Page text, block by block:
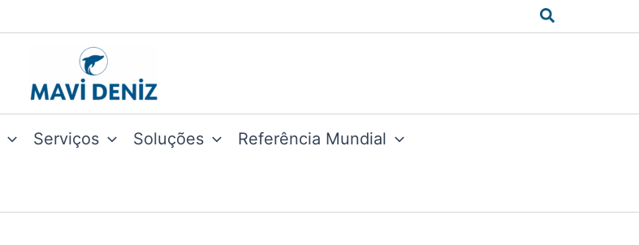
Search
Serviços Soluções Referência Mundial